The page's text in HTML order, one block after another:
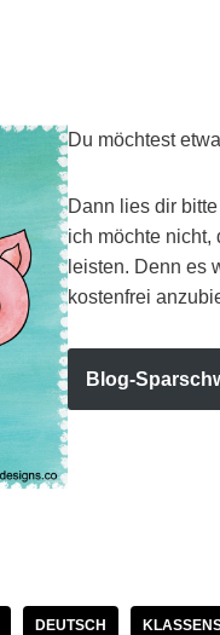
Du möchtest
Dann lies dir
ich möchte nicht,
leisten. Denn es
kostenfrei
Blog-
DEUTSCH